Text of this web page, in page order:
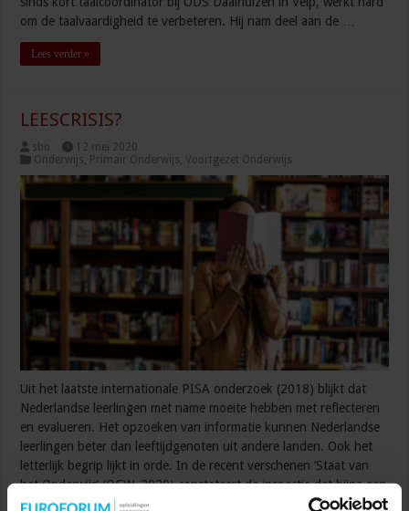
om de taalvaardigheid te verbeteren. Hij nam deel aan de …
Lees verder »
LEESCRISIS?
sbo
12 mei 2020
Onderwijs Primair Onderwijs ,Voortgezet Onderwijs
Uit het laatste internationale PISA onderzoek (2018) blijkt dat
Nederlandse leerlingen met name moeite hebben met reflecteren
en evalueren. Het opzoeken van informatie kunnen Nederlandse
leerlingen beter dan leeftijdgenoten uit andere landen. Ook het
letterlijk begrip lijkt in orde. In de recent verschenen ‘Staat van
het Onderwijs’ (OCW, 2020) constateert de inspectie dat bijna een
kwart van de 15-jarigen onvoldoende …